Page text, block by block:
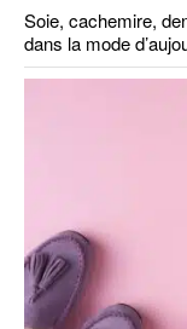
Soie, cachemire,
dans la mode